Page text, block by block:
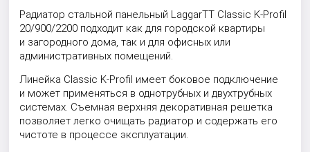
Радиатор стальной панельный LaggarTT Classic K-Profil
20/900/2200 подходит как для городской квартиры
и загородного дома, так и для офисных или
административных помещений.
Линейка Classic K-Profil имеет боковое подключение
и может применяться в однотрубных и двухтрубных
системах. Съемная верхняя декоративная решетка
позволяет легко очищать радиатор и содержать его
чистоте в процессе эксплуатации.